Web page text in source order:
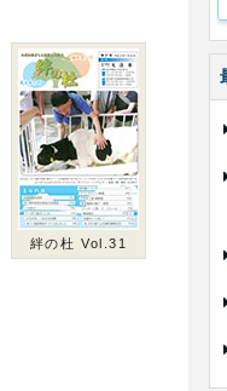
絆の杜 Vol.31